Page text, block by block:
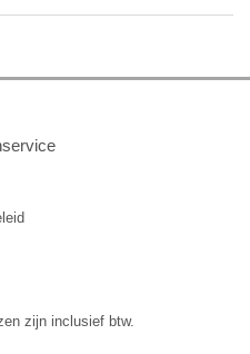
zijn inclusief btw.